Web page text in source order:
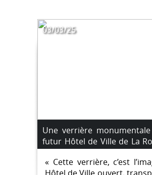
03/03/25
Une verrière
futur Hôtel de Ville de La
Yon
« Cette verrière, c’est